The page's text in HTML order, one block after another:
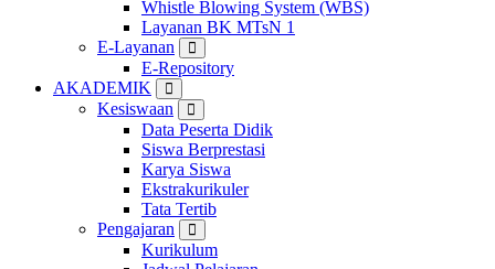
Whistle Blowing System (WBS)
Layanan BK MTsN 1
E-Layanan
E-Repository
AKADEMIK
Kesiswaan
Data Peserta Didik
Siswa Berprestasi
Karya Siswa
Ekstrakurikuler
Tata Tertib
Pengajaran
Kurikulum